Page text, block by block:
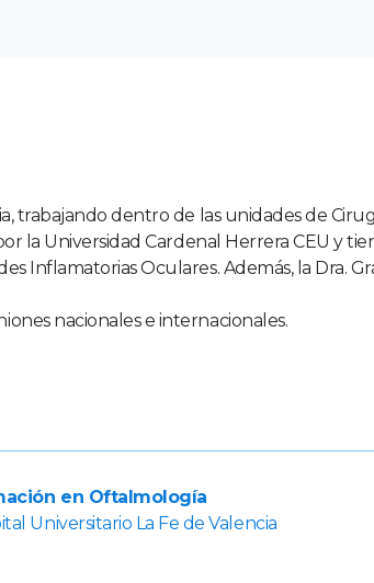
trabajando dentro de las unidades de
la Universidad Cardenal Herrera CEU y
Inflamatorias Oculares. Además, la Dra.
nacionales e internacionales.
en Oftalmología
Universitario La Fe de Valencia